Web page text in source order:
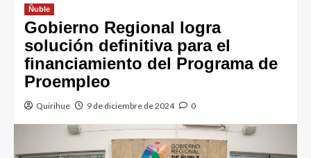
Ñuble
Gobierno Regional logra
solución definitiva para el
financiamiento del Programa de
Proempleo
Quirihue 9 de diciembre de 2024 0